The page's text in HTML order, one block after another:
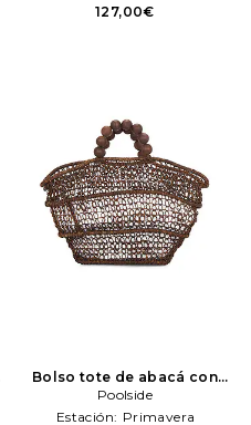
127,00€
Bolso tote de abacá con
tejido abierto the comporta
en color Chocolate
Poolside
Estación: Primavera